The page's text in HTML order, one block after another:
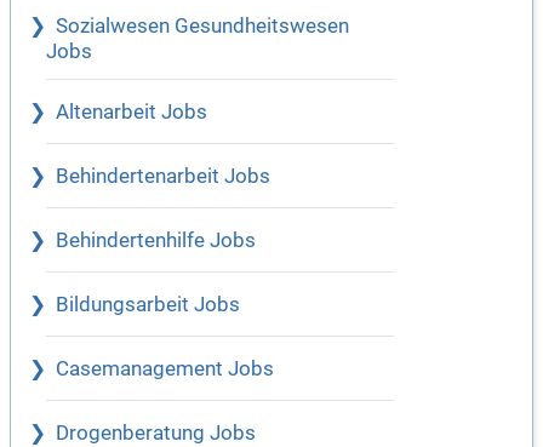
Sozialwesen Gesundheitswesen
Jobs
Altenarbeit Jobs
Behindertenarbeit Jobs
Behindertenhilfe Jobs
Bildungsarbeit Jobs
Casemanagement Jobs
Drogenberatung Jobs